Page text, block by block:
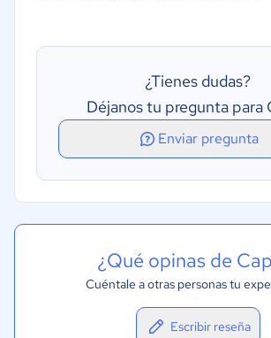
¿Tienes dudas?
Déjanos tu pregunta para
Enviar pregunta
¿Qué opinas de
Cuéntale a otras personas tu
Escribir reseña